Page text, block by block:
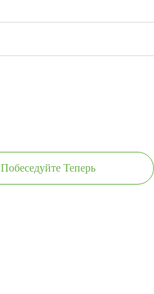
Побеседуйте Теперь